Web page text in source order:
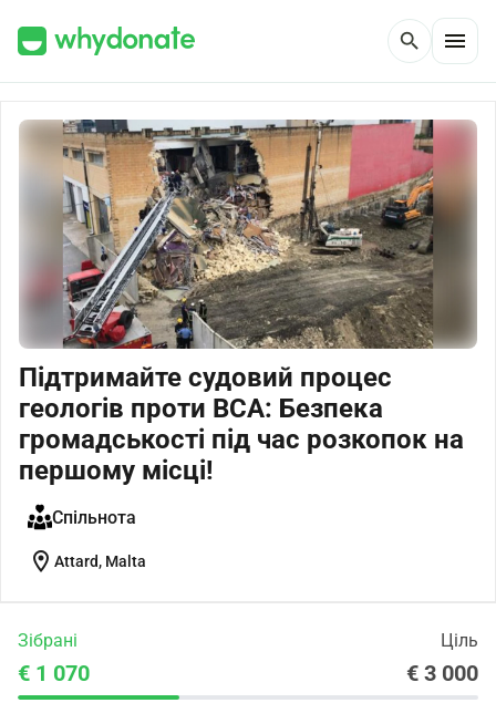
search menu
Підтримайте судовий процес
геологів проти BCA: Безпека
громадськості під час розкопок на
першому місці!
Спільнота
location_on Attard, Malta
Зібрані Ціль
€ 1 070 € 3 000